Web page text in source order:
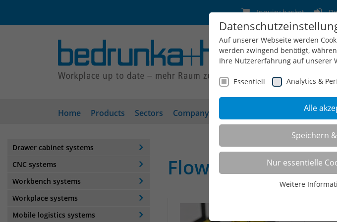
Inquiry basket
Home Products Sectors Company Configuration +
Drawer cabinet systems
CNC systems
Workbench systems
Workplace systems
Mobile logistics systems
Flow racks
Auf unserer Webseite werden
werden zwingend benötigt,
Ihre Nutzererfahrung auf unserer
Essentiell Analytics &
Alle
Speichern
Nur essentielle
Essentielle Cookies werden für
Weitere